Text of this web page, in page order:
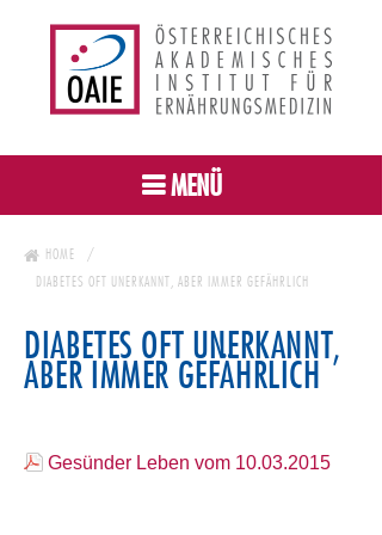
MENÜ
HOME
DIABETES OFT UNERKANNT, ABER IMMER GEFÄHRLICH
DIABETES OFT UNERKANNT,
ABER IMMER GEFÄHRLICH
Gesünder Leben vom 10.03.2015